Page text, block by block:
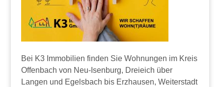
Bei K3 Immobilien finden Sie Wohnungen im Kreis
Offenbach von Neu-Isenburg, Dreieich über
Langen und Egelsbach bis Erzhausen, Weiterstadt